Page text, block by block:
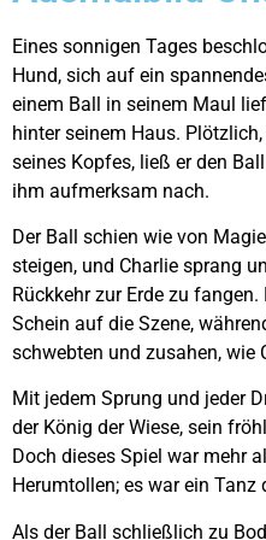
Eines sonnigen Tages
Hund, sich auf ein
einem Ball in seinem Maul
hinter seinem Haus.
seines Kopfes, ließ er den
ihm aufmerksam nach.
Der Ball schien wie von
steigen, und Charlie sprang
Rückkehr zur Erde zu
Schein auf die Szene,
schwebten und zusahen, wie
Mit jedem Sprung und jeder
der König der Wiese, sein
Doch dieses Spiel war mehr
Herumtollen; es war ein Tanz
Als der Ball schließlich zu